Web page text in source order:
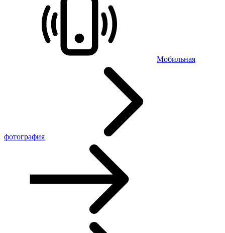
Мобильная
фотография